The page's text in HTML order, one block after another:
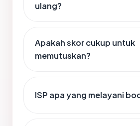
ulang?
Apakah skor cukup untuk
memutuskan?
ISP apa yang melayani